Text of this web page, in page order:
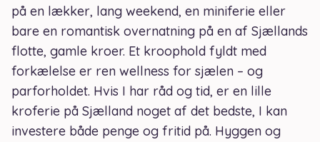
på en lækker, lang weekend, en miniferie eller
bare en romantisk overnatning på en af Sjællands
flotte, gamle kroer. Et kroophold fyldt med
forkælelse er ren wellness for sjælen – og
parforholdet. Hvis I har råd og tid, er en lille
kroferie på Sjælland noget af det bedste, I kan
investere både penge og fritid på. Hyggen og